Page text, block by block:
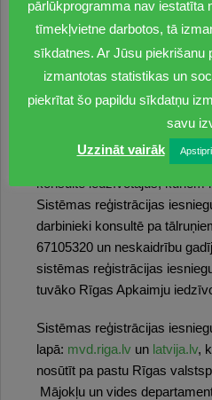
Atkārtoti aicinām īpašniekus
ekspluatāciju atbilstoši
iesniegt Departamentā
iesniegumu. Paredzot
turpmāk Departaments veiks
nekustamajos īpašumos,
Atgādinām, ka
konsultē iedzīvotājus, kuriem
Sistēmas reģistrācijas
darbinieki konsultē pa
67105320 un neskaidrību
sistēmas reģistrācijas
tuvāko Rīgas Apkaimju
Sistēmas reģistrācijas
lapā: mvd.riga.lv un latvija.lv,
nosūtīt pa pastu Rīgas
Mājokļu un vides
pārlūkprogramma nav iestatīta
tīmekļvietne darbotos, tā
sīkdatnes. Ar Jūsu piekrišanu
izmantotas statistikas un
piekrītat šo papildu sīkdatņu
savu
Uzzināt vairāk